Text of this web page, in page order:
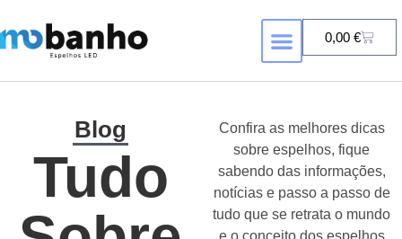
0,00 €
Blog
Tudo
Confira as melhores dicas
sobre espelhos, fique
sabendo das informações,
notícias e passo a passo de
tudo que se retrata o mundo
e o conceito dos espelhos